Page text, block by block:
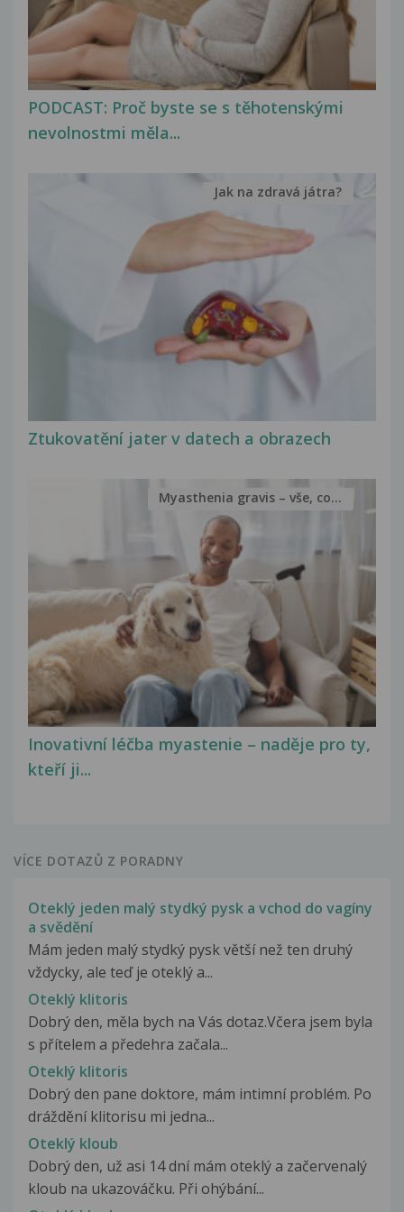
PODCAST: Proč byste se s těhotenskými
nevolnostmi měla...
Ztukovatění jater v datech a obrazech
Jak na zdravá játra?
Inovativní léčba myastenie – naděje pro ty,
kteří ji...
Myasthenia gravis – vše, co...
VÍCE DOTAZŮ Z PORADNY
Oteklý jeden malý stydký pysk a vchod do vagíny
a svědění
Mám jeden malý stydký pysk větší než ten druhý
vždycky, ale teď je oteklý a...
Oteklý klitoris
Dobrý den, měla bych na Vás dotaz.Včera jsem byla
s přítelem a předehra začala...
Oteklý klitoris
Dobrý den pane doktore, mám intimní problém. Po
dráždění klitorisu mi jedna...
Oteklý kloub
Dobrý den, už asi 14 dní mám oteklý a začervenalý
kloub na ukazováčku. Při ohýbání...